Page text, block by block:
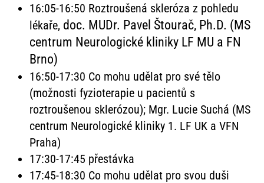
16:05-16:50 Roztroušená skleróza z pohledu
lékaře, doc. MUDr. Pavel Štourač, Ph.D. (MS
centrum Neurologické kliniky LF MU a FN
Brno)
16:50-17:30 Co mohu udělat pro své tělo
(možnosti fyzioterapie u pacientů s
roztroušenou sklerózou); Mgr. Lucie Suchá (MS
centrum Neurologické kliniky 1. LF UK a VFN
Praha)
17:30-17:45 přestávka
17:45-18:30 Co mohu udělat pro svou duši